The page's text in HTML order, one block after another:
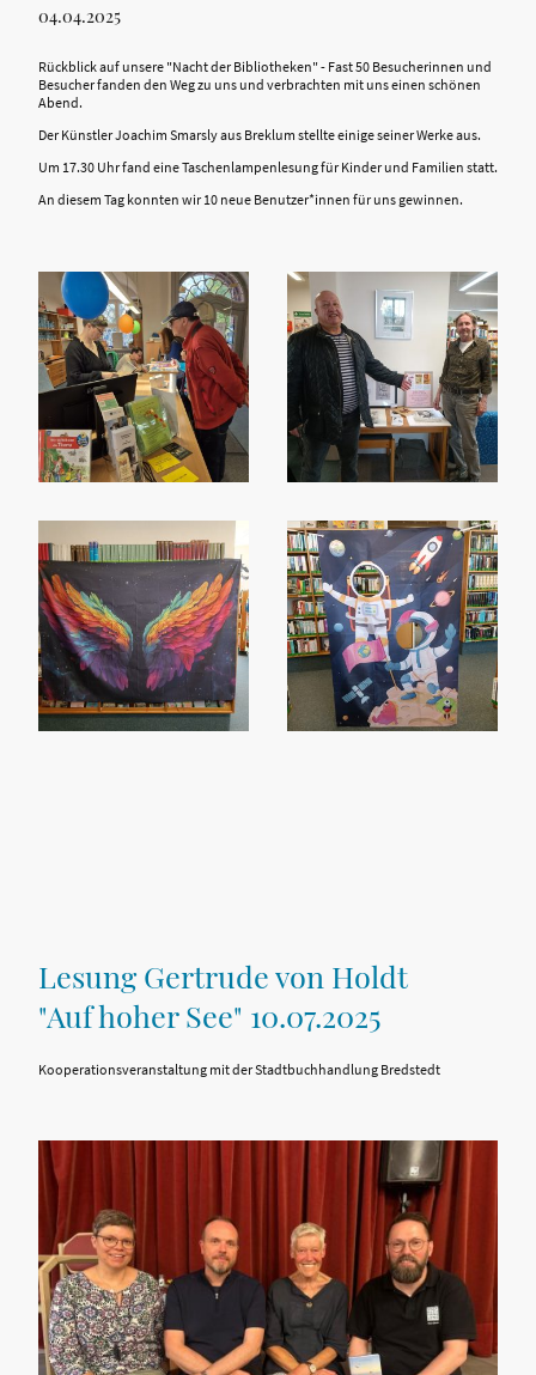
04.04.2025
Rückblick auf unsere "Nacht der Bibliotheken" - Fast 50 Besucherinnen und
Besucher fanden den Weg zu uns und verbrachten mit uns einen schönen
Abend.
Der Künstler Joachim Smarsly aus Breklum stellte einige seiner Werke aus.
Um 17.30 Uhr fand eine Taschenlampenlesung für Kinder und Familien statt.
An diesem Tag konnten wir 10 neue Benutzer*innen für uns gewinnen.
Lesung Gertrude von Holdt
"Auf hoher See" 10.07.2025
Kooperationsveranstaltung mit der Stadtbuchhandlung Bredstedt